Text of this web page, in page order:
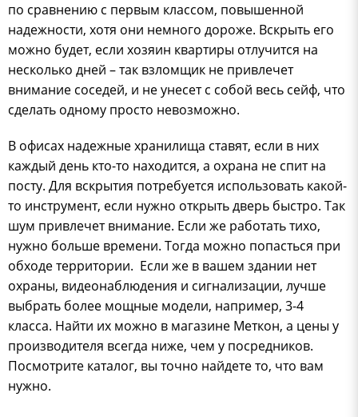
по сравнению с первым классом, повышенной
надежности, хотя они немного дороже. Вскрыть его
можно будет, если хозяин квартиры отлучится на
несколько дней – так взломщик не привлечет
внимание соседей, и не унесет с собой весь сейф, что
сделать одному просто невозможно.
В офисах надежные хранилища ставят, если в них
каждый день кто-то находится, а охрана не спит на
посту. Для вскрытия потребуется использовать какой-
то инструмент, если нужно открыть дверь быстро. Так
шум привлечет внимание. Если же работать тихо,
нужно больше времени. Тогда можно попасться при
обходе территории. Если же в вашем здании нет
охраны, видеонаблюдения и сигнализации, лучше
выбрать более мощные модели, например, 3-4
класса. Найти их можно в магазине Меткон, а цены у
производителя всегда ниже, чем у посредников.
Посмотрите каталог, вы точно найдете то, что вам
нужно.